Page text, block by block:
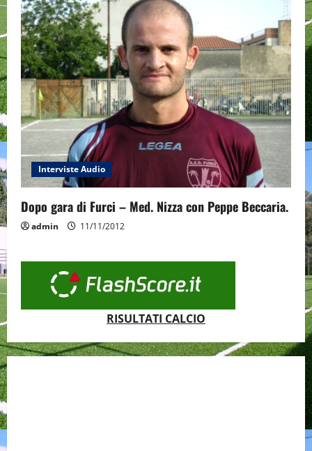
Interviste Audio
Dopo gara di Furci – Med. Nizza con Peppe Beccaria.
admin 11/11/2012
RISULTATI CALCIO